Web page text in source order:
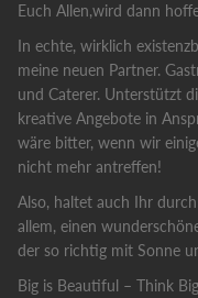
Euch Allen,wird dann
In echte, wirklich
meine neuen Partner.
und Caterer. Unterstützt
kreative Angebote in
wäre bitter, wenn wir
nicht mehr antreffen!
Also, haltet auch Ihr
allem, einen
der so richtig mit Sonne
Big is Beautiful – Think